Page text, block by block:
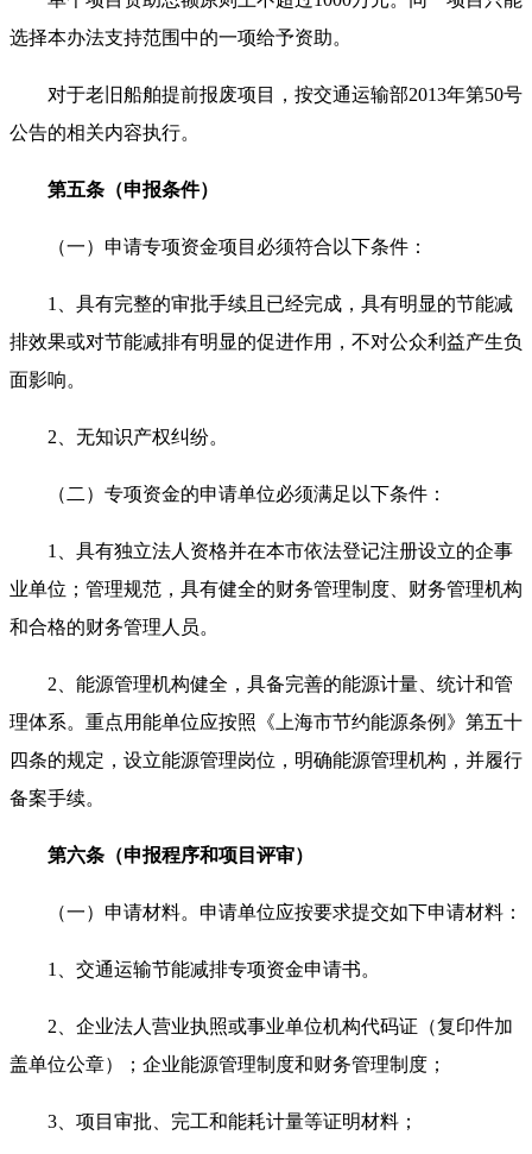
选择本办法支持范围中的一项给予资助。
对于老旧船舶提前报废项目，按交通运输部2013年第50号
公告的相关内容执行。
第五条（申报条件）
（一）申请专项资金项目必须符合以下条件：
1、具有完整的审批手续且已经完成，具有明显的节能减
排效果或对节能减排有明显的促进作用，不对公众利益产生负
面影响。
2、无知识产权纠纷。
（二）专项资金的申请单位必须满足以下条件：
1、具有独立法人资格并在本市依法登记注册设立的企事
业单位；管理规范，具有健全的财务管理制度、财务管理机构
和合格的财务管理人员。
2、能源管理机构健全，具备完善的能源计量、统计和管
理体系。重点用能单位应按照《上海市节约能源条例》第五十
四条的规定，设立能源管理岗位，明确能源管理机构，并履行
备案手续。
第六条（申报程序和项目评审）
（一）申请材料。申请单位应按要求提交如下申请材料：
1、交通运输节能减排专项资金申请书。
2、企业法人营业执照或事业单位机构代码证（复印件加
盖单位公章）；企业能源管理制度和财务管理制度；
3、项目审批、完工和能耗计量等证明材料；